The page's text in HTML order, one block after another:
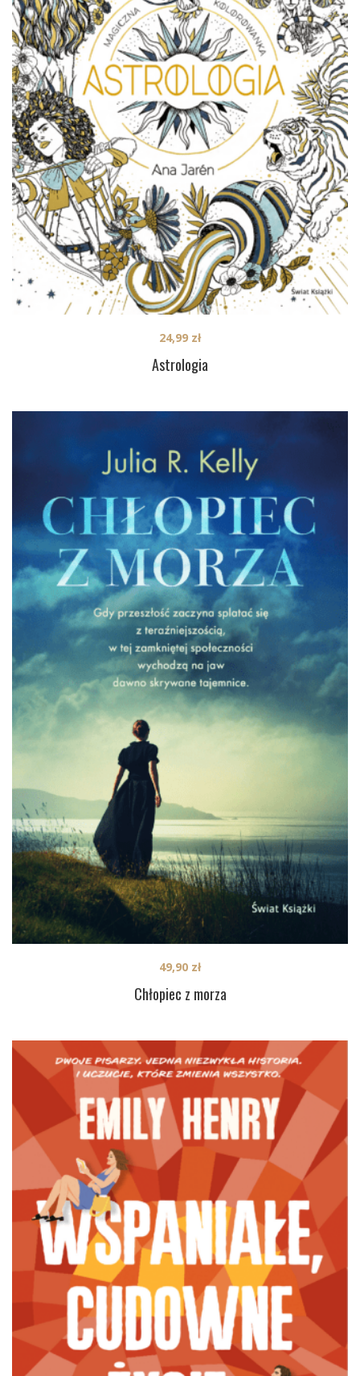
Astrologia
24,99 zł
Chłopiec z morza
49,90 zł